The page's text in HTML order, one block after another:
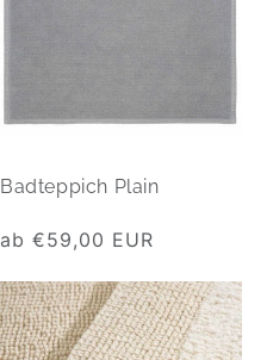
Badteppich Plain
Normaler
ab €59,00 EUR